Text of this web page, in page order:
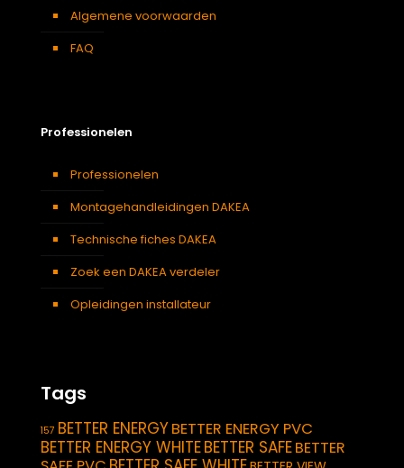
Algemene voorwaarden
FAQ
Professionelen
Professionelen
Montagehandleidingen DAKEA
Technische fiches DAKEA
Zoek een DAKEA verdeler
Opleidingen installateur
Tags
157 BETTER ENERGYBETTER ENERGY PVC
BETTER ENERGY WHITEBETTER SAFEBETTER